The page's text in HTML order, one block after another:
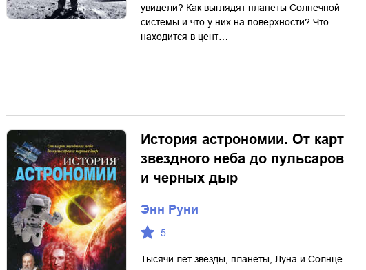
увидели? Как выглядят планеты Солнечной
системы и что у них на поверхности? Что
находится в цент…
История астрономии. От карт
звездного неба до пульсаров
и черных дыр
Энн Руни
5
Тысячи лет звезды, планеты, Луна и Солнце